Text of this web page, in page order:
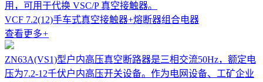
用，可用于代换 VSC/P 真空接触器。
VCF 7.2(12)手车式真空接触器+熔断器组合电器
查看更多+
ZN63A(VS1)型户内高压真空断路器是三相交流50Hz，额定电
压为7.2-12千伏户内高压开关设备。作为电网设备、工矿企业